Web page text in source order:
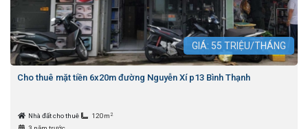
GIÁ: 55 TRIỆU/THÁNG
Cho thuê mặt tiền 6x20m đường Nguyễn Xí p13 Bình Thạnh
Nhà đất cho thuê 120m 2